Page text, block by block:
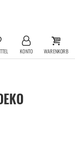
KONTO WARENKORB